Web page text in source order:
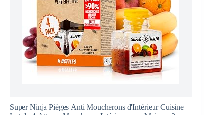
Super Ninja Pièges Anti Moucherons d'Intérieur Cuisine –